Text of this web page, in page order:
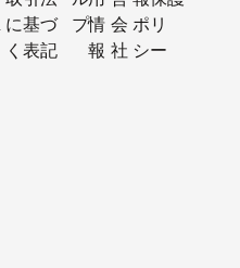
に基づ
く表記
プ情
報
会
社
ポリ
シー